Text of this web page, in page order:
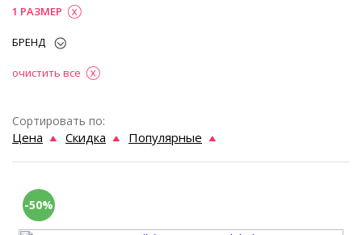
1 РАЗМЕР
БРЕНД
очистить все
Сортировать по:
Цена Скидка Популярные
-50%